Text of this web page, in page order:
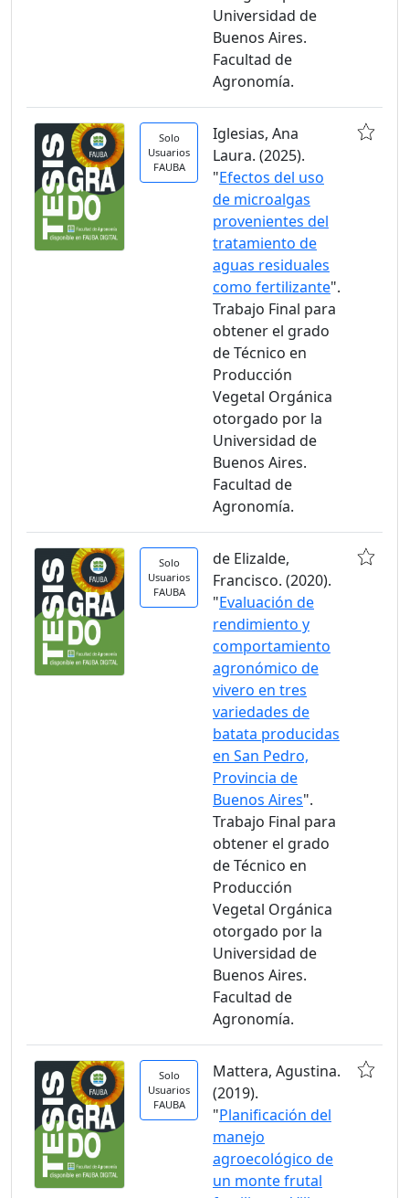
Universidad de
Buenos Aires.
Facultad de
Agronomía.
Solo
Usuarios
FAUBA
Iglesias, Ana
Laura. (2025).
"Efectos del uso
de microalgas
provenientes del
tratamiento de
aguas residuales
como fertilizante".
Trabajo Final para
obtener el grado
de Técnico en
Producción
Vegetal Orgánica
otorgado por la
Universidad de
Buenos Aires.
Facultad de
Agronomía.
Solo
Usuarios
FAUBA
de Elizalde,
Francisco. (2020).
"Evaluación de
rendimiento y
comportamiento
agronómico de
vivero en tres
variedades de
batata producidas
en San Pedro,
Provincia de
Buenos Aires".
Trabajo Final para
obtener el grado
de Técnico en
Producción
Vegetal Orgánica
otorgado por la
Universidad de
Buenos Aires.
Facultad de
Agronomía.
Solo
Usuarios
FAUBA
Mattera, Agustina.
(2019).
"Planificación del
manejo
agroecológico de
un monte frutal